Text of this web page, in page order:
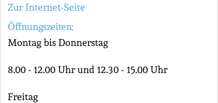
Zur Internet-Seite
Öffnungszeiten:
Montag bis Donnerstag
8.00 - 12.00 Uhr und 12.30 - 15.00 Uhr
Freitag